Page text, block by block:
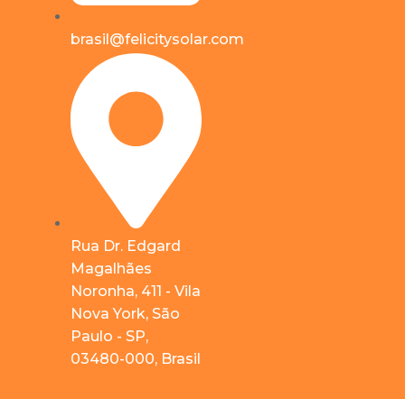
brasil@felicitysolar.com
Rua Dr. Edgard
Magalhães
Noronha, 411 - Vila
Nova York, São
Paulo - SP,
03480-000, Brasil